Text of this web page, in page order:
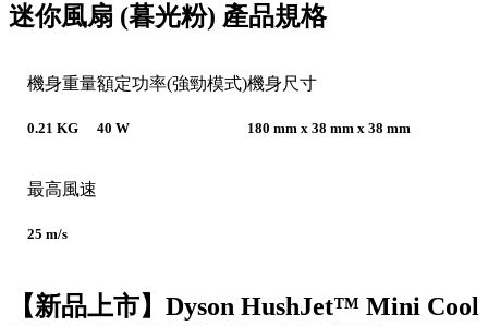
迷你風扇 (暮光粉) 產品規格
機身重量
0.21 KG
額定功率(強勁模式)
40 W
機身尺寸
180 mm x 38 mm x 38 mm
最高風速
25 m/s
【新品上市】Dyson HushJet™ Mini Cool